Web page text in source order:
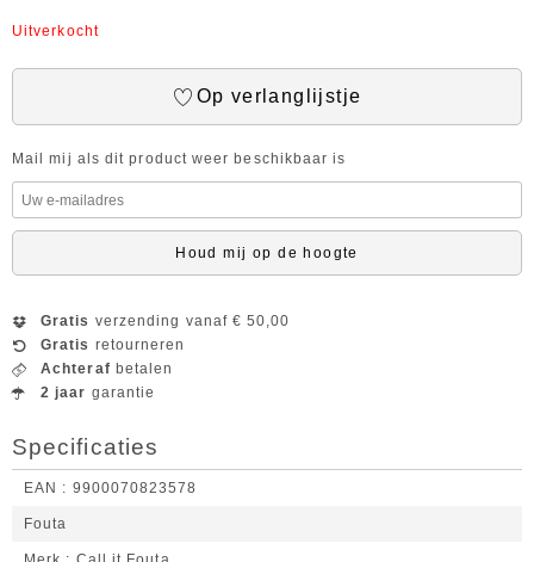
Uitverkocht
Op verlanglijstje
Mail mij als dit product weer beschikbaar is
Houd mij op de hoogte
Gratis verzending vanaf € 50,00
Gratis retourneren
Achteraf betalen
2 jaar garantie
Specificaties
EAN 9900070823578
Fouta